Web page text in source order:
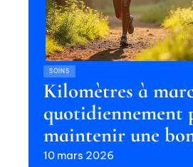
SOINS
Kilomètres à
quotidiennement
maintenir une
10 mars 2026